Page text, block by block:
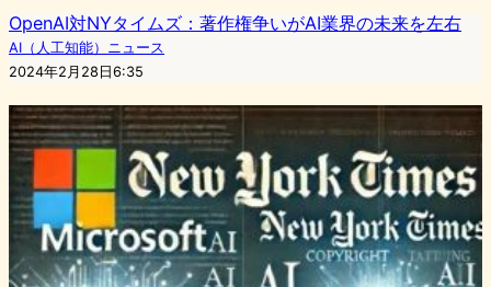
OpenAI対NYタイムズ：著作権争いがAI業界の未来を左右
AI（人工知能）ニュース
2024年2月28日6:35